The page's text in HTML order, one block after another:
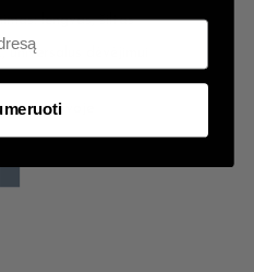
lengvas, šiltas
universalus dėvėjimui
Lietuvoje